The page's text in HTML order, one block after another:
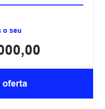
o seu
oferta